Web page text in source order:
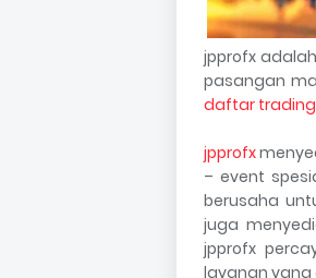
jpprofx
pasangan
daftar
jpprofx
– event
berusaha
juga
jpprofx
layanan yang